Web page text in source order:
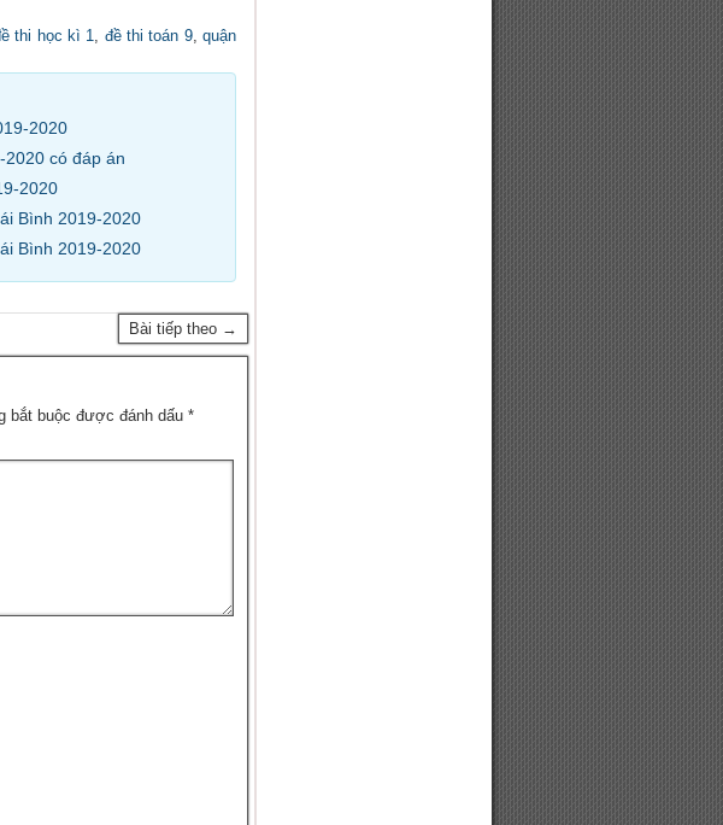
thi học kì 1 đề thi toán 9,quận
2020
có đáp án
2020
Bình 2019-2020
Bình 2019-2020
Bài tiếp theo →
bắt buộc được đánh dấu*